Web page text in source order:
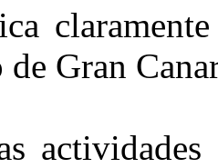
de Gran